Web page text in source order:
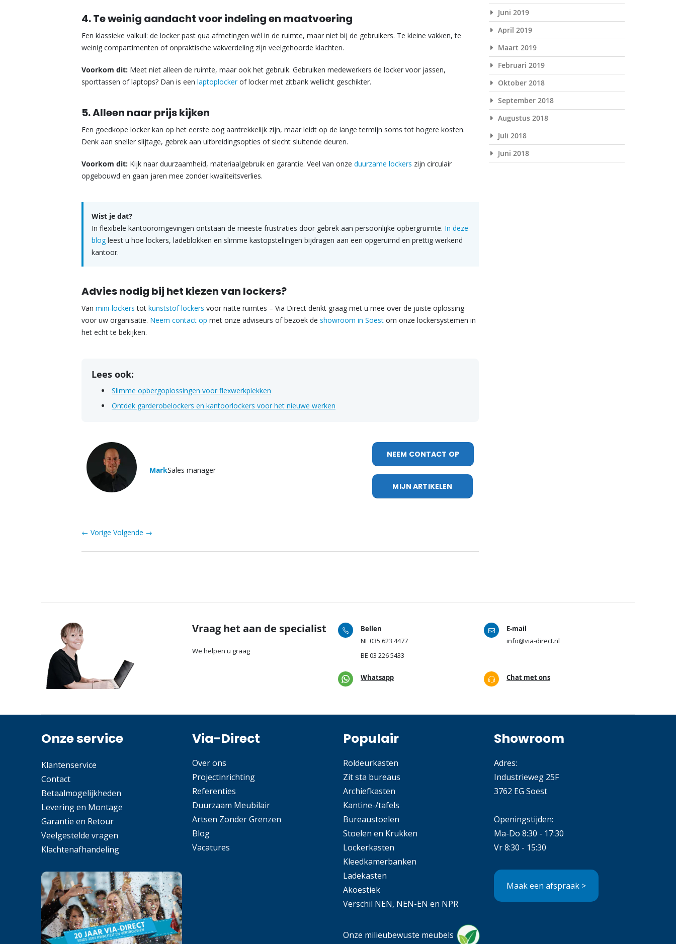
4. Te weinig aandacht voor indeling en maatvoering
Een klassieke valkuil: de locker past qua afmetingen wél in de ruimte, maar niet bij de gebruikers. Te kleine vakken, te
weinig compartimenten of onpraktische vakverdeling zijn veelgehoorde klachten.
Voorkom dit: Meet niet alleen de ruimte, maar ook het gebruik. Gebruiken medewerkers de locker voor jassen,
sporttassen of laptops? Dan is een laptoplockerof locker met zitbank wellicht geschikter.
5. Alleen naar prijs kijken
Een goedkope locker kan op het eerste oog aantrekkelijk zijn, maar leidt op de lange termijn soms tot hogere kosten.
Denk aan sneller slijtage, gebrek aan uitbreidingsopties of slecht sluitende deuren.
Voorkom dit: Kijk naar duurzaamheid, materiaalgebruik en garantie. Veel van onze duurzame lockers zijn circulair
opgebouwd en gaan jaren mee zonder kwaliteitsverlies.
Wist je dat?
In flexibele kantooromgevingen ontstaan de meeste frustraties door gebrek aan persoonlijke opbergruimte. In deze
blog leest u hoe lockers, ladeblokken en slimme kastopstellingen bijdragen aan een opgeruimd en prettig werkend
kantoor.
Advies nodig bij het kiezen van lockers?
Van mini-lockers tot kunststof lockers voor natte ruimtes – Via Direct denkt graag met u mee over de juiste oplossing
voor uw organisatie. Neem contact op met onze adviseurs of bezoek de showroom in Soest om onze lockersystemen in
het echt te bekijken.
Lees ook:
Slimme opbergoplossingen voor flexwerkplekken
Ontdek garderobelockers en kantoorlockers voor het nieuwe werken
MarkSales manager
NEEM CONTACT OP
MIJN ARTIKELEN
← Vorige Volgende →
Juni 2019
April 2019
Maart 2019
Februari 2019
Oktober 2018
September 2018
Augustus 2018
Juli 2018
Juni 2018
Vraag het aan de specialist
We helpen u graag
Bellen
NL035 623 4477
BE 03 226 5433
E-mail
info@via-direct.nl
Whatsapp Chat met ons
Onze service
Klantenservice
Contact
Betaalmogelijkheden
Levering en Montage
Garantie en Retour
Veelgestelde vragen
Klachtenafhandeling
Via-Direct
Over ons
Projectinrichting
Referenties
Duurzaam Meubilair
Artsen Zonder Grenzen
Blog
Vacatures
Populair
Roldeurkasten
Zit sta bureaus
Archiefkasten
Kantine-/tafels
Bureaustoelen
Stoelen en Krukken
Lockerkasten
Kleedkamerbanken
Ladekasten
Akoestiek
Verschil NEN, NEN-EN en NPR
Onze milieubewuste meubels
Showroom
Adres:
Industrieweg 25F
3762 EG Soest
Openingstijden:
Ma-Do 8:30 - 17:30
Vr 8:30 - 15:30
Maak een afspraak >